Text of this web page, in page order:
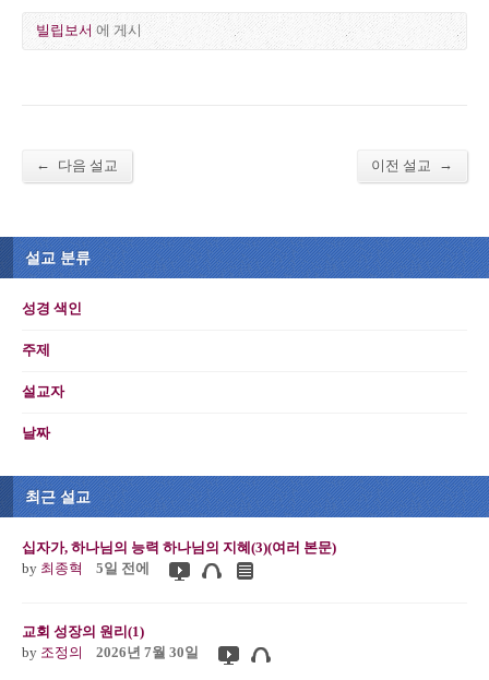
빌립보서 에 게시
← 다음 설교 이전 설교 →
설교 분류
성경 색인
주제
설교자
날짜
최근 설교
십자가, 하나님의 능력 하나님의 지혜(3)(여러 본문)
by 최종혁 5일 전에
교회 성장의 원리(1)
by 조정의 2026년 7월 30일